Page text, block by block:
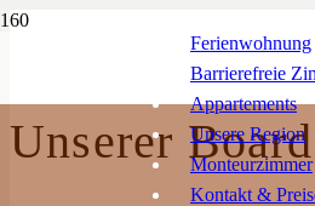
Ferienwohnung
Appartements
Monteurzimmer
Barrierefreie
Unsere Region
Kontakt &
Unserer